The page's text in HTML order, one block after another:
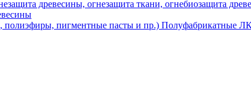
Полуфабрикатные